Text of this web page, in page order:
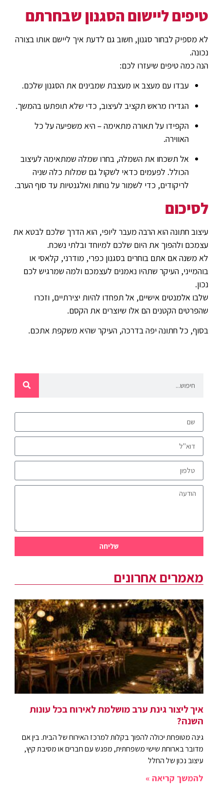
טיפים ליישום הסגנון שבחרתם
לא מספיק לבחור סגנון, חשוב גם לדעת איך ליישם אותו בצורה
נכונה.
הנה כמה טיפים שיעזרו לכם:
עבדו עם מעצב או מעצבת שמבינים את הסגנון שלכם.
הגדירו מראש תקציב לעיצוב, כדי שלא תופתעו בהמשך.
הקפידו על תאורה מתאימה – היא משפיעה על כל
האווירה.
אל תשכחו את השמלה, בחרו שמלה שמתאימה לעיצוב
הכולל. לפעמים כדאי לשקול גם שמלות כלה שניה
לריקודים, כדי לשמור על נוחות ואלגנטיות עד סוף הערב.
לסיכום
עיצוב חתונה הוא הרבה מעבר ליופי, הוא הדרך שלכם לבטא את
עצמכם ולהפוך את היום שלכם למיוחד ובלתי נשכח.
לא משנה אם אתם בוחרים בסגנון כפרי, מודרני, קלאסי או
בוהמייני, העיקר שתהיו נאמנים לעצמכם ולמה שמרגיש לכם
נכון.
שלבו אלמנטים אישיים, אל תפחדו להיות יצירתיים, וזכרו
שהפרטים הקטנים הם אלו שיוצרים את הקסם.
בסוף, כל חתונה יפה בדרכה, העיקר שהיא משקפת אתכם.
שליחה
מאמרים אחרונים
איך ליצור גינת ערב מושלמת לאירוח בכל עונות
השנה?
גינה מטופחת יכולה להפוך בקלות למרכז האירוח של הבית. בין אם
מדובר בארוחת שישי משפחתית, מפגש עם חברים או מסיבת קיץ,
עיצוב נכון של החלל
להמשך קריאה »